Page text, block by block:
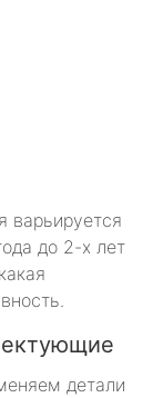
варьируется
до 2-х лет
детали